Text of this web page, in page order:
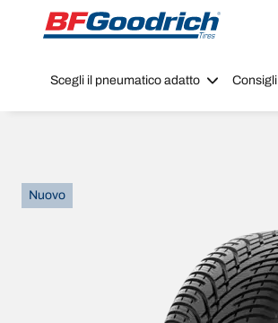
Go to page content
Go to page navigation
Scegli il pneumatico adatto Consigli
Nuovo